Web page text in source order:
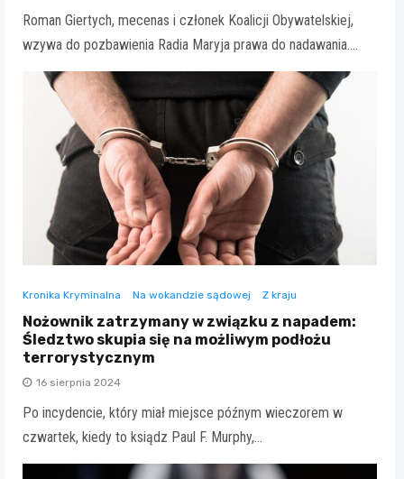
Roman Giertych, mecenas i członek Koalicji Obywatelskiej,
wzywa do pozbawienia Radia Maryja prawa do nadawania.…
Kronika Kryminalna Na wokandzie sądowej Z kraju
Nożownik zatrzymany w związku z napadem:
Śledztwo skupia się na możliwym podłożu
terrorystycznym
16 sierpnia 2024
Po incydencie, który miał miejsce późnym wieczorem w
czwartek, kiedy to ksiądz Paul F. Murphy,…